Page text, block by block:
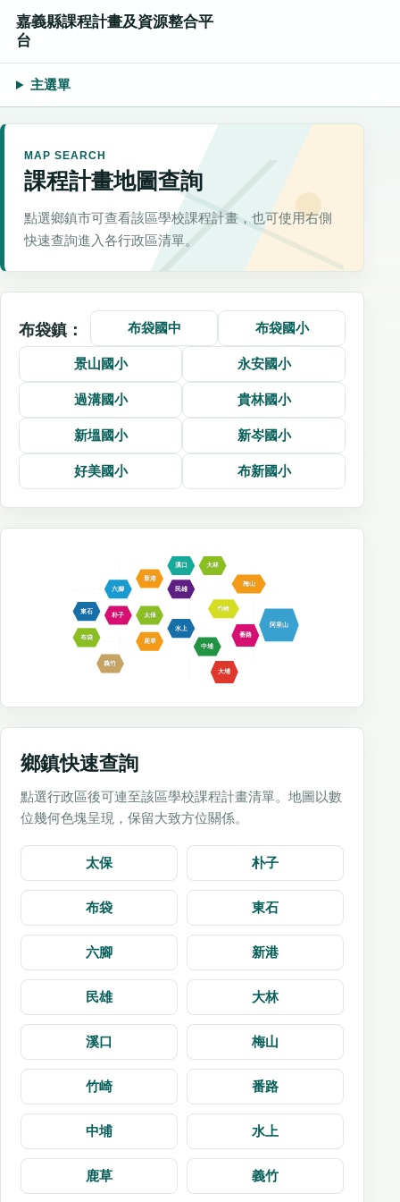
嘉義縣課程計畫及資源整合平
台
主選單
MAP SEARCH
課程計畫地圖查詢
點選鄉鎮市可查看該區學校課程計畫，也可使用右側
快速查詢進入各行政區清單。
布袋鎮： 布袋國中 布袋國小
景山國小 永安國小
過溝國小 貴林國小
新塭國小 新岑國小
好美國小 布新國小
東石
布袋
義竹
六腳
朴子
新港
太保
鹿草
溪口 大林
民雄
水上
中埔
竹崎
梅山
番路
大埔
阿里山
鄉鎮快速查詢
點選行政區後可連至該區學校課程計畫清單。地圖以數
位幾何色塊呈現，保留大致方位關係。
太保 朴子
布袋 東石
六腳 新港
民雄 大林
溪口 梅山
竹崎 番路
中埔 水上
鹿草 義竹